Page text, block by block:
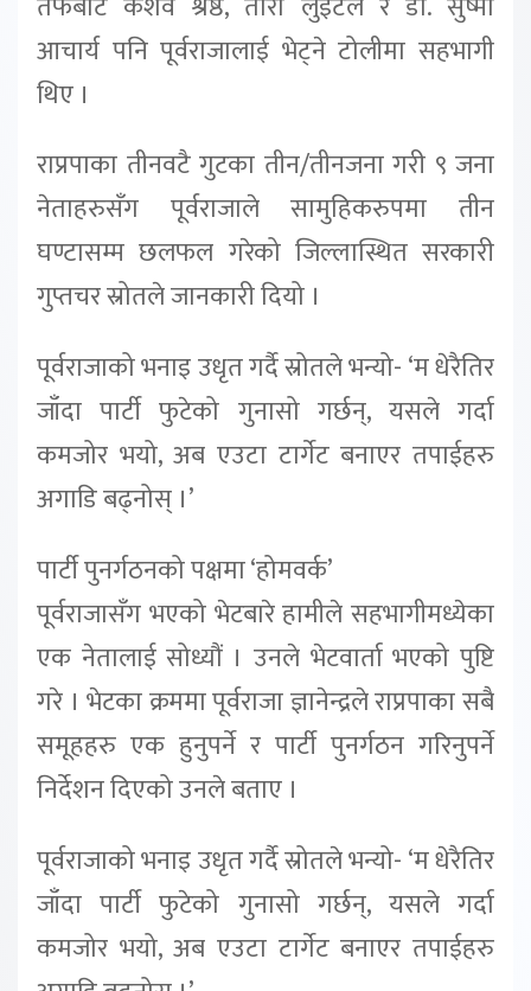
आचार्य पनि पूर्वराजालाई भेट्ने टोलीमा सहभागी
थिए ।
राप्रपाका तीनवटै गुटका तीन/तीनजना गरी ९ जना
नेताहरुसँग पूर्वराजाले सामुहिकरुपमा तीन
घण्टासम्म छलफल गरेको जिल्लास्थित सरकारी
गुप्तचर स्रोतले जानकारी दियो ।
पूर्वराजाको भनाइ उधृत गर्दै स्रोतले भन्यो- ‘म धेरैतिर
जाँदा पार्टी फुटेको गुनासो गर्छन्, यसले गर्दा
कमजोर भयो, अब एउटा टार्गेट बनाएर तपाईहरु
अगाडि बढ्नोस् ।’
पार्टी पुनर्गठनको पक्षमा ‘होमवर्क’
पूर्वराजासँग भएको भेटबारे हामीले सहभागीमध्येका
एक नेतालाई सोध्यौं । उनले भेटवार्ता भएको पुष्टि
गरे । भेटका क्रममा पूर्वराजा ज्ञानेन्द्रले राप्रपाका सबै
समूहहरु एक हुनुपर्ने र पार्टी पुनर्गठन गरिनुपर्ने
निर्देशन दिएको उनले बताए ।
पूर्वराजाको भनाइ उधृत गर्दै स्रोतले भन्यो- ‘म धेरैतिर
जाँदा पार्टी फुटेको गुनासो गर्छन्, यसले गर्दा
कमजोर भयो, अब एउटा टार्गेट बनाएर तपाईहरु